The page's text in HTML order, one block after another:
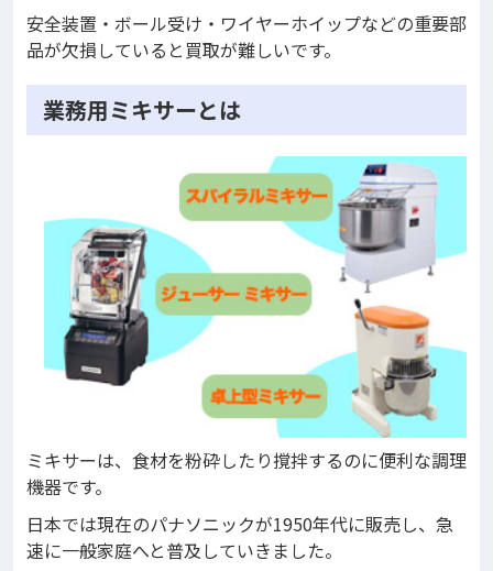
安全装置・ボール受け・ワイヤーホイップなどの重要部
品が欠損していると買取が難しいです。
業務用ミキサーとは
ミキサーは、食材を粉砕したり撹拌するのに便利な調理
機器です。
日本では現在のパナソニックが1950年代に販売し、急
速に一般家庭へと普及していきました。